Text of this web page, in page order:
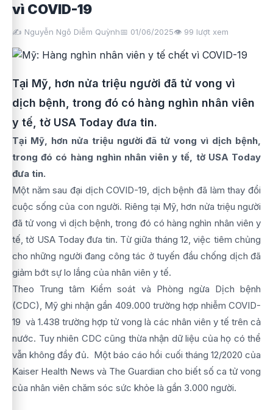
vì COVID-19
✍️ Nguyễn Ngô Diễm Quỳnh📅 01/06/2025👁️ 99 lượt xem
Tại Mỹ, hơn nửa triệu người đã tử vong vì
dịch bệnh, trong đó có hàng nghìn nhân viên
y tế, tờ USA Today đưa tin.
Tại Mỹ, hơn nửa triệu người đã tử vong vì dịch bệnh,
trong đó có hàng nghìn nhân viên y tế, tờ USA Today
đưa tin.
Một năm sau đại dịch COVID-19, dịch bệnh đã làm thay đổi
cuộc sống của con người. Riêng tại Mỹ, hơn nửa triệu người
đã tử vong vì dịch bệnh, trong đó có hàng nghìn nhân viên y
tế, tờ USA Today đưa tin. Từ giữa tháng 12, việc tiêm chủng
cho những người đang công tác ở tuyến đầu chống dịch đã
giảm bớt sự lo lắng của nhân viên y tế.
Theo Trung tâm Kiểm soát và Phòng ngừa Dịch bệnh
(CDC), Mỹ ghi nhận gần 409.000 trường hợp nhiễm COVID-
19 và 1.438 trường hợp tử vong là các nhân viên y tế trên cả
nước. Tuy nhiên CDC cũng thừa nhận dữ liệu của họ có thể
vẫn không đầy đủ. Một báo cáo hồi cuối tháng 12/2020 của
Kaiser Health News và The Guardian cho biết số ca tử vong
của nhân viên chăm sóc sức khỏe là gần 3.000 người.